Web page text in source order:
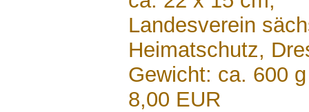
Landesverein
Heimatschutz,
Gewicht: ca. 600 g
8,00 EUR